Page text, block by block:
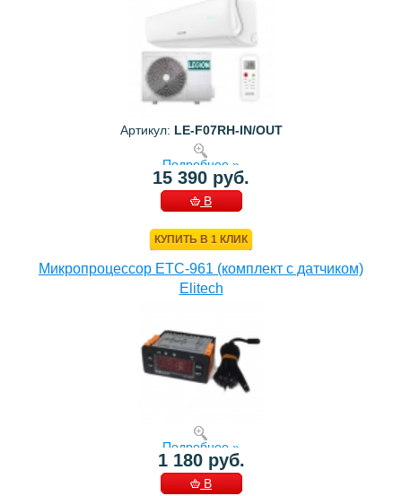
Артикул: LE-F07RH-IN/OUT
Подробнее »
15 390 руб.
В
КУПИТЬ В 1 КЛИК
Микропроцессор ETC-961 (комплект c датчиком)
Elitech
Подробнее »
1 180 руб.
В